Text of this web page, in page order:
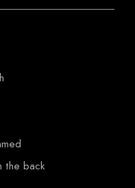
the back